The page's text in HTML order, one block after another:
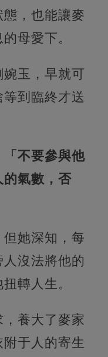
，也能讓麥
母愛下。
玉，早就可
到臨終才送
「不要參與他
的氣數，否
她深知，每
沒法將他的
轉人生。
養大了麥家
于人的寄生